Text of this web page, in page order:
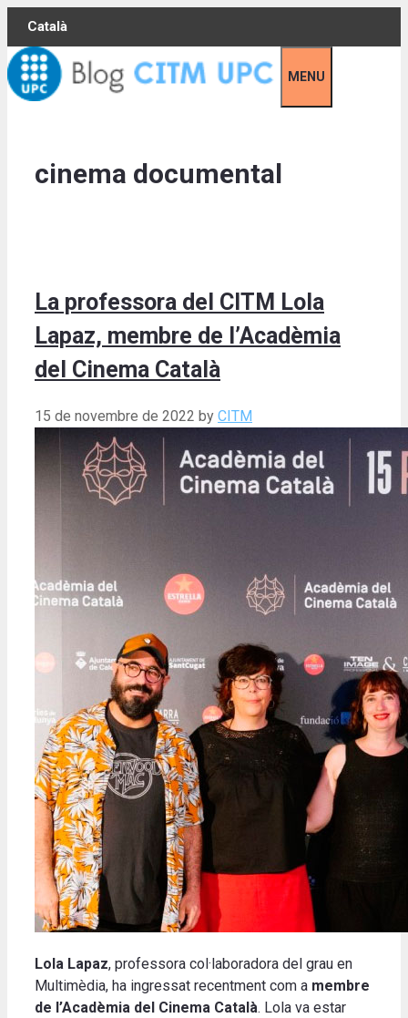
Skip
content
Català
MENU
cinema documental
La professora del CITM Lola
Lapaz, membre de l’Acadèmia
del Cinema Català
15 de novembre de 2022 by CITM
Lola Lapaz, professora col·laboradora del grau en
Multimèdia, ha ingressat recentment com a membre
de l’Acadèmia del Cinema Català. Lola va estar